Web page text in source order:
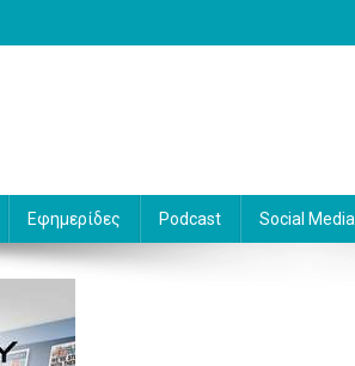
Εφημερίδες Podcast Social Media